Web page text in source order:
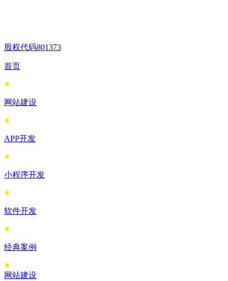
股权代码801373
首页
网站建设
APP开发
小程序开发
软件开发
经典案例
网站建设